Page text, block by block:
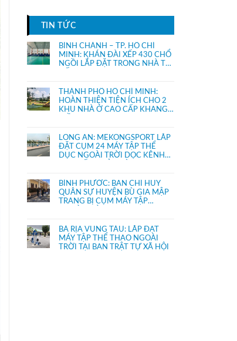
TIN TỨC
BÌNH CHÁNH – TP. HỒ CHÍ
MINH: KHÁN ĐÀI XẾP 430 CHỔ
NGỒI LẮP ĐẶT TRONG NHÀ THI
THÀNH PHỐ HỒ CHÍ MINH:
HOÀN THIỆN TIỆN ÍCH CHO 2
KHU NHÀ Ở CAO CẤP KHANG
LONG AN: MEKONGSPORT LẮP
ĐẶT CỤM 24 MÁY TẬP THỂ
DỤC NGOÀI TRỜI DỌC KÊNH
BÌNH PHƯỚC: BAN CHỈ HUY
QUÂN SỰ HUYỆN BÙ GIA MẬP
TRANG BỊ CỤM MÁY TẬP
BÀ RỊA VŨNG TÀU: LẮP ĐẶT
MÁY TẬP THỂ THAO NGOÀI
TRỜI TẠI BAN TRẬT TỰ XÃ HỘI